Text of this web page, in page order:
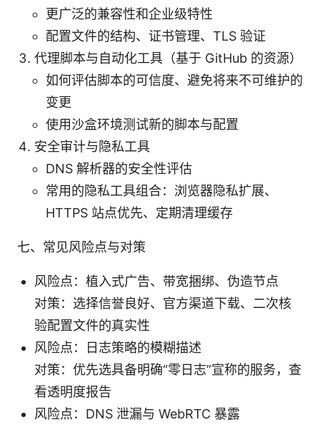
更广泛的兼容性和企业级特性
配置文件的结构、证书管理、TLS 验证
代理脚本与自动化工具（基于 GitHub 的资源）
如何评估脚本的可信度、避免将来不可维护的
变更
使用沙盒环境测试新的脚本与配置
安全审计与隐私工具
DNS 解析器的安全性评估
常用的隐私工具组合：浏览器隐私扩展、
HTTPS 站点优先、定期清理缓存
七、常见风险点与对策
风险点：植入式广告、带宽捆绑、伪造节点
对策：选择信誉良好、官方渠道下载、二次核
验配置文件的真实性
风险点：日志策略的模糊描述
对策：优先选具备明确“零日志”宣称的服务，查
看透明度报告
风险点：DNS 泄漏与 WebRTC 暴露